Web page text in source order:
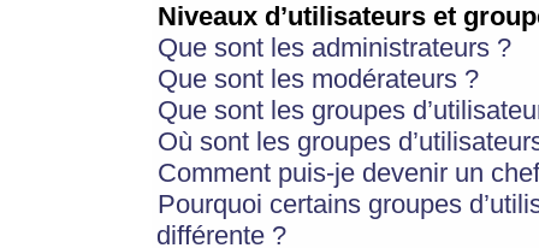
Niveaux d’utilisateurs et
Que sont les administrateurs ?
Que sont les modérateurs ?
Que sont les groupes
Où sont les groupes
Comment puis-je devenir un
Pourquoi certains groupes
différente ?